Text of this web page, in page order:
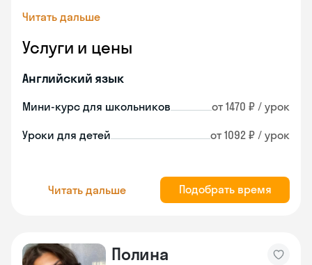
Читать дальше
Услуги и цены
Английский язык
Мини-курс для школьников от 1470 ₽ / урок
Уроки для детей от 1092 ₽ / урок
Читать дальше Подобрать время
Полина